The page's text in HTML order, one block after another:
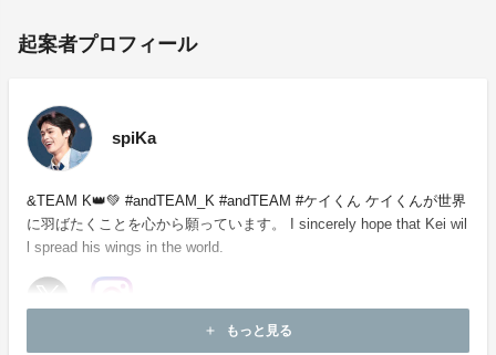
起案者プロフィール
spiKa
&TEAM K👑💚 #andTEAM_K #andTEAM #ケイくん ケイくんが世界
に羽ばたくことを心から願っています。 I sincerely hope that Kei wil
l spread his wings in the world.
add もっと見る